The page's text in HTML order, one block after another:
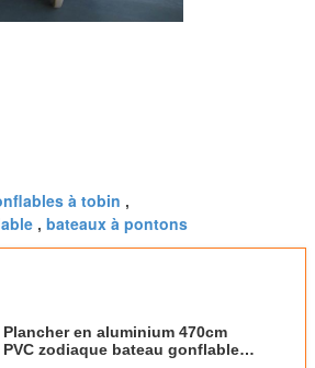
à tobin ,
, bateaux à pontons
Plancher en aluminium 470cm
PVC zodiaque bateau gonflable à